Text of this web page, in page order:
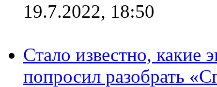
19.7.2022, 18:50
Стало известно, какие
попросил разобрать